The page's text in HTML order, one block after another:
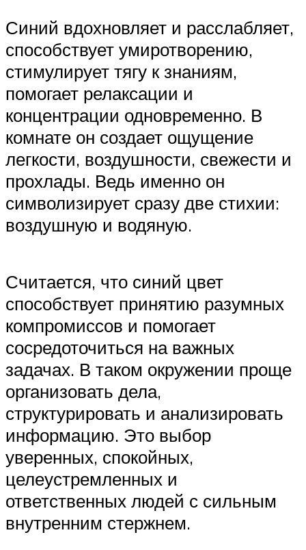
Синий вдохновляет и расслабляет,
способствует умиротворению,
стимулирует тягу к знаниям,
помогает релаксации и
концентрации одновременно. В
комнате он создает ощущение
легкости, воздушности, свежести и
прохлады. Ведь именно он
символизирует сразу две стихии:
воздушную и водяную.
Считается, что синий цвет
способствует принятию разумных
компромиссов и помогает
сосредоточиться на важных
задачах. В таком окружении проще
организовать дела,
структурировать и анализировать
информацию. Это выбор
уверенных, спокойных,
целеустремленных и
ответственных людей с сильным
внутренним стержнем.